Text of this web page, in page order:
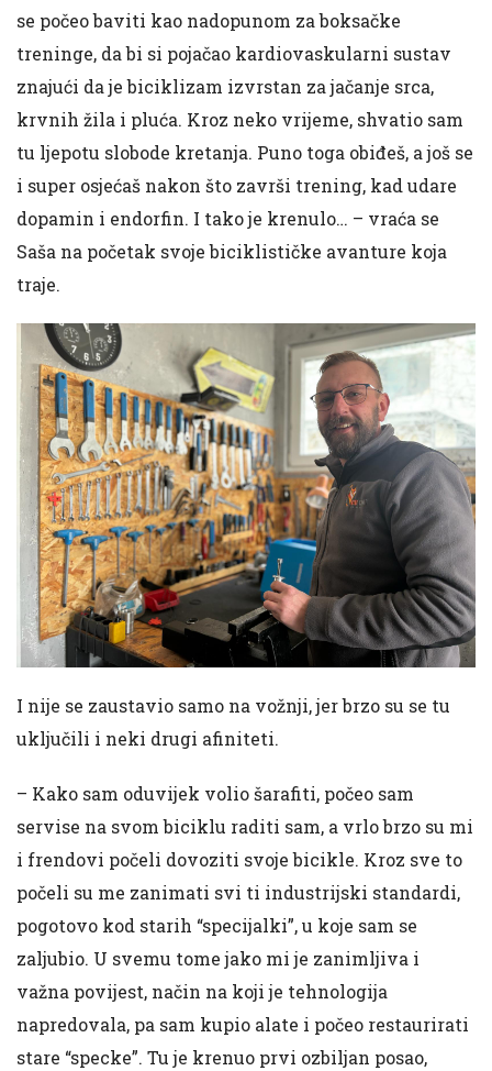
se počeo baviti kao nadopunom za boksačke
treninge, da bi si pojačao kardiovaskularni sustav
znajući da je biciklizam izvrstan za jačanje srca,
krvnih žila i pluća. Kroz neko vrijeme, shvatio sam
tu ljepotu slobode kretanja. Puno toga obiđeš, a još se
i super osjećaš nakon što završi trening, kad udare
dopamin i endorfin. I tako je krenulo… – vraća se
Saša na početak svoje biciklističke avanture koja
traje.
I nije se zaustavio samo na vožnji, jer brzo su se tu
uključili i neki drugi afiniteti.
– Kako sam oduvijek volio šarafiti, počeo sam
servise na svom biciklu raditi sam, a vrlo brzo su mi
i frendovi počeli dovoziti svoje bicikle. Kroz sve to
počeli su me zanimati svi ti industrijski standardi,
pogotovo kod starih “specijalki”, u koje sam se
zaljubio. U svemu tome jako mi je zanimljiva i
važna povijest, način na koji je tehnologija
napredovala, pa sam kupio alate i počeo restaurirati
stare “specke”. Tu je krenuo prvi ozbiljan posao,